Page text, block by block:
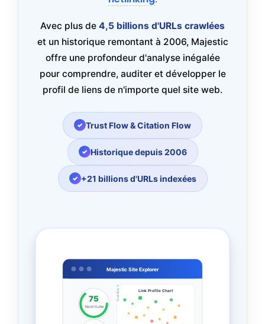
Avec plus de 4,5 billions d'URLs crawlées
et un historique remontant à 2006, Majestic
offre une profondeur d'analyse inégalée
pour comprendre, auditer et développer le
profil de liens de n'importe quel site web.
Trust Flow & Citation Flow
Historique depuis 2006
+21 billions d'URLs indexées
Majestic Site Explorer
75
TRUST FLOW
Link Profile Chart
Trust Flow →